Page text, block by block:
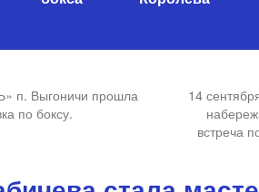
Выгоничи прошла
по боксу.
14
встреча